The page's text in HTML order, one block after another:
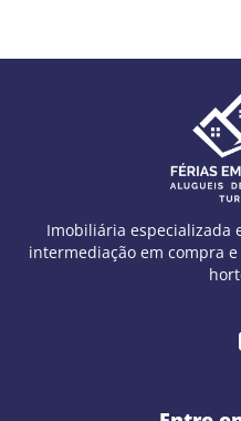
Imobiliária especializada
intermediação em compra